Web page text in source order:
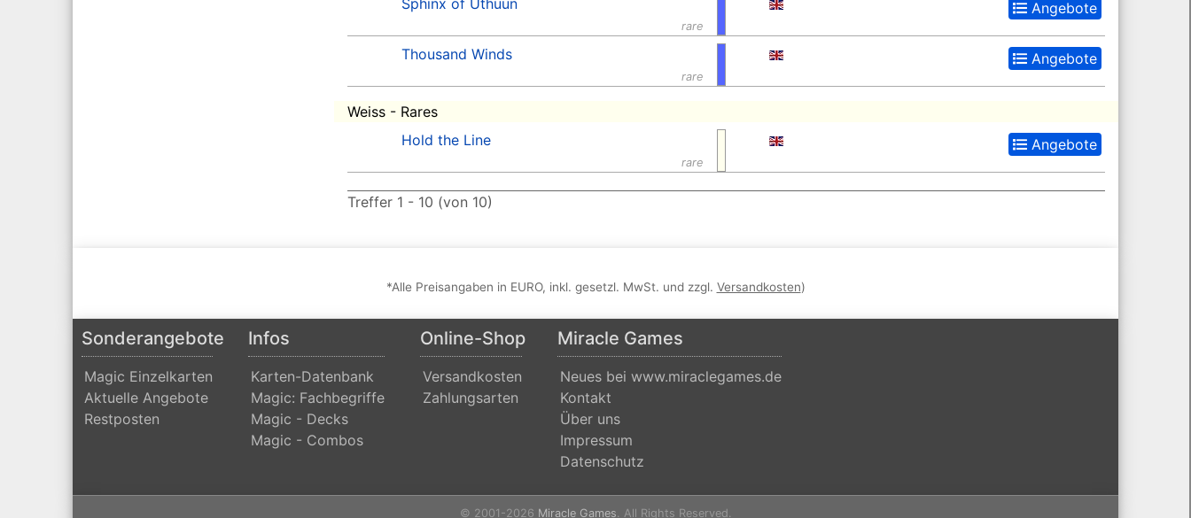
rare
Sphinx of Uthuun Angebote
rare
Thousand Winds Angebote
Weiss - Rares
rare
Hold the Line Angebote
Treffer 1 - 10 (von 10)
*Alle Preisangaben in EURO, inkl. gesetzl. MwSt. und zzgl. Versandkosten)
Sonderangebote
Magic Einzelkarten
Aktuelle Angebote
Restposten
Infos
Karten-Datenbank
Magic: Fachbegriffe
Magic - Decks
Magic - Combos
Online-Shop
Versandkosten
Zahlungsarten
Miracle Games
Neues bei www.miraclegames.de
Kontakt
Über uns
Impressum
Datenschutz
© 2001-2026 Miracle Games. All Rights Reserved.